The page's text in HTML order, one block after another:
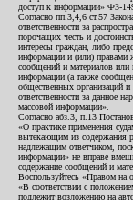
доступ к информации» ФЗ-
Согласно пп.3,4,6 ст.57
ответственности за
порочащих честь и
интересы граждан, либо
информации и (или) правами
сообщений и материалов или
информации (а также
общественных организаций
ответственности за данное
массовой информации».
Согласно абз.3, п.13
«О практике применения
вытекающим из содержания
надлежащим ответчиком,
информации» не вправе
содержание сообщений и
Воспользуйтесь «Правом
«В соответствии с
подлежит возложению на